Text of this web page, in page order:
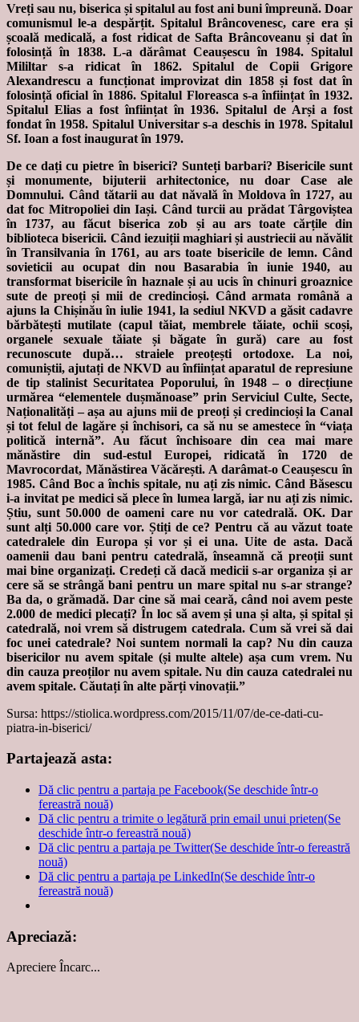
Vreți sau nu, biserica și spitalul au fost ani buni împreună. Doar
comunismul le-a despărțit. Spitalul Brâncovenesc, care era și
școală medicală, a fost ridicat de Safta Brâncoveanu și dat în
folosință în 1838. L-a dărâmat Ceaușescu în 1984. Spitalul
Mililtar s-a ridicat în 1862. Spitalul de Copii Grigore
Alexandrescu a funcționat improvizat din 1858 și fost dat în
folosință oficial în 1886. Spitalul Floreasca s-a înființat în 1932.
Spitalul Elias a fost înființat în 1936. Spitalul de Arși a fost
fondat în 1958. Spitalul Universitar s-a deschis in 1978. Spitalul
Sf. Ioan a fost inaugurat în 1979.
De ce dați cu pietre în biserici? Sunteți barbari? Bisericile sunt
și monumente, bijuterii arhitectonice, nu doar Case ale
Domnului. Când tătarii au dat năvală în Moldova în 1727, au
dat foc Mitropoliei din Iași. Când turcii au prădat Târgoviștea
în 1737, au făcut biserica zob și au ars toate cărțile din
biblioteca bisericii. Când iezuiții maghiari și austriecii au năvălit
în Transilvania în 1761, au ars toate bisericile de lemn. Când
sovieticii au ocupat din nou Basarabia în iunie 1940, au
transformat bisericile în haznale și au ucis în chinuri groaznice
sute de preoți și mii de credincioși. Când armata română a
ajuns la Chișinău în iulie 1941, la sediul NKVD a găsit cadavre
bărbătești mutilate (capul tăiat, membrele tăiate, ochii scoși,
organele sexuale tăiate și băgate în gură) care au fost
recunoscute după… straiele preoțești ortodoxe. La noi,
comuniștii, ajutați de NKVD au înființat aparatul de represiune
de tip stalinist Securitatea Poporului, în 1948 – o direcțiune
urmărea “elementele dușmănoase” prin Serviciul Culte, Secte,
Naționalități – așa au ajuns mii de preoți și credincioși la Canal
și tot felul de lagăre și închisori, ca să nu se amestece în “viața
politică internă”. Au făcut închisoare din cea mai mare
mănăstire din sud-estul Europei, ridicată în 1720 de
Mavrocordat, Mănăstirea Văcărești. A darâmat-o Ceaușescu în
1985. Când Boc a închis spitale, nu ați zis nimic. Când Băsescu
i-a invitat pe medici să plece în lumea largă, iar nu ați zis nimic.
Știu, sunt 50.000 de oameni care nu vor catedrală. OK. Dar
sunt alți 50.000 care vor. Știți de ce? Pentru că au văzut toate
catedralele din Europa și vor și ei una. Uite de asta. Dacă
oamenii dau bani pentru catedrală, înseamnă că preoții sunt
mai bine organizați. Credeți că dacă medicii s-ar organiza și ar
cere să se strângă bani pentru un mare spital nu s-ar strange?
Ba da, o grămadă. Dar cine să mai ceară, când noi avem peste
2.000 de medici plecați? În loc să avem și una și alta, și spital și
catedrală, noi vrem să distrugem catedrala. Cum să vrei să dai
foc unei catedrale? Noi suntem normali la cap? Nu din cauza
bisericilor nu avem spitale (și multe altele) așa cum vrem. Nu
din cauza preoților nu avem spitale. Nu din cauza catedralei nu
avem spitale. Căutați în alte părți vinovații.”
Sursa: https://stiolica.wordpress.com/2015/11/07/de-ce-dati-cu-
piatra-in-biserici/
Partajează asta:
Dă clic pentru a partaja pe Facebook(Se deschide într-o
fereastră nouă)
Dă clic pentru a trimite o legătură prin email unui prieten(Se
deschide într-o fereastră nouă)
Dă clic pentru a partaja pe Twitter(Se deschide într-o fereastră
nouă)
Dă clic pentru a partaja pe LinkedIn(Se deschide într-o
fereastră nouă)
Apreciază:
Apreciere Încarc...